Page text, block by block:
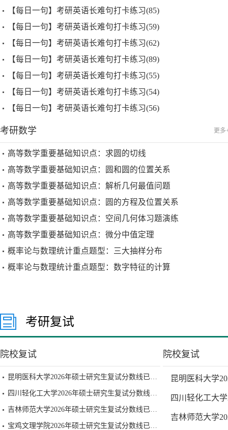
【每日一句】考研英语长难句打卡练习(85)
【每日一句】考研英语长难句打卡练习(59)
【每日一句】考研英语长难句打卡练习(62)
【每日一句】考研英语长难句打卡练习(89)
【每日一句】考研英语长难句打卡练习(55)
【每日一句】考研英语长难句打卡练习(54)
【每日一句】考研英语长难句打卡练习(56)
考研数学 更多
高等数学重要基础知识点：求圆的切线
高等数学重要基础知识点：圆和圆的位置关系
高等数学重要基础知识点：解析几何最值问题
高等数学重要基础知识点：圆的方程及位置关系
高等数学重要基础知识点：空间几何体习题演练
高等数学重要基础知识点：微分中值定理
概率论与数理统计重点题型：三大抽样分布
概率论与数理统计重点题型：数字特征的计算
考研复试
院校复试
昆明医科大学2026年硕士研究生复试分数线已公布
四川轻化工大学2026年硕士研究生复试分数线已公布
吉林师范大学2026年硕士研究生复试分数线已公布
宝鸡文理学院2026年硕士研究生复试分数线已公布
院校复试
昆明医科大学
四川轻化工大
吉林师范大学